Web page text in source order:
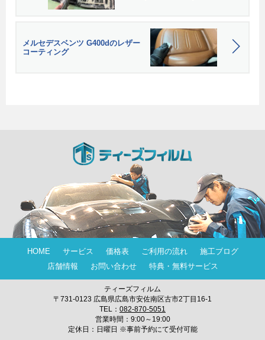
メルセデスベンツ G400dのレザー
コーティング
HOME サービス 価格表 ご利用の流れ
施工ブログ
店舗情報
お問い合わせ 特典・無料サービス
ティーズフィルム
〒731-0123 広島県広島市安佐南区古市2丁目16-1
TEL： 082-870-5051
営業時間：9:00～19:00
定休日：日曜日 ※事前予約にて受付可能